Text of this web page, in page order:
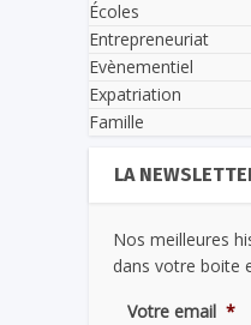
Écoles
Entrepreneuriat
Evènementiel
Expatriation
Famille
LA
Nos meilleures
dans votre boite
Votre email *